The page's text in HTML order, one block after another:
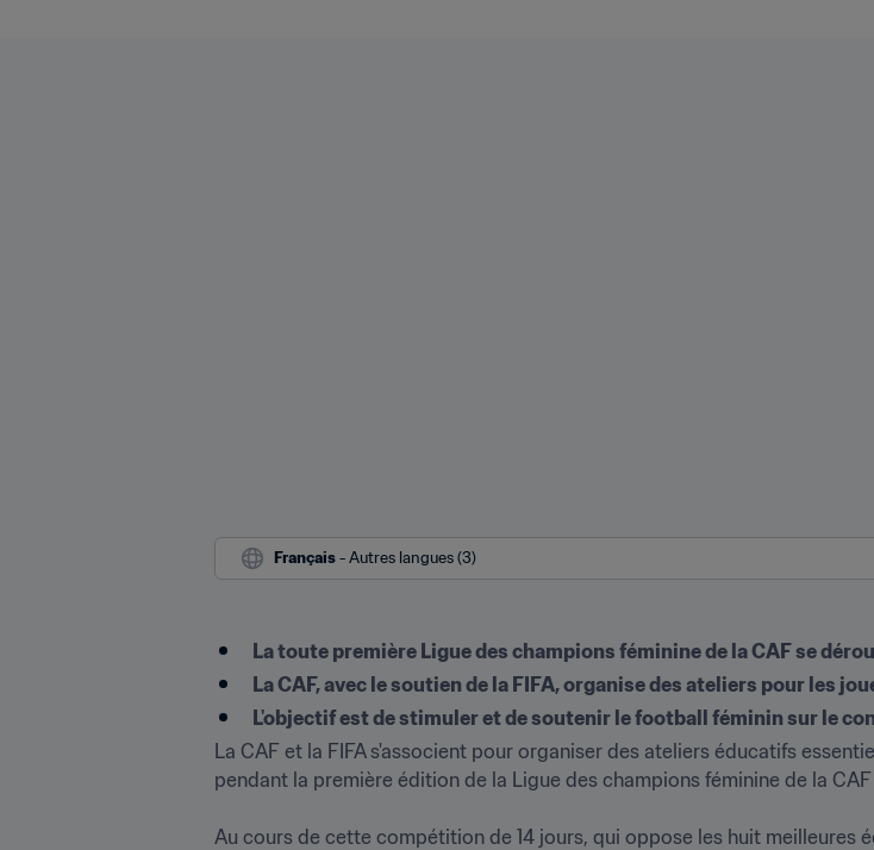
Français - Autres langues (3)
La toute première Ligue des champions féminine de la CAF se
La CAF, avec le soutien de la FIFA, organise des ateliers pour les
L'objectif est de stimuler et de soutenir le football féminin sur le
La CAF et la FIFA s'associent pour organiser des ateliers éducatifs
pendant la première édition de la Ligue des champions féminine de la
Au cours de cette compétition de 14 jours, qui oppose les huit meilleures